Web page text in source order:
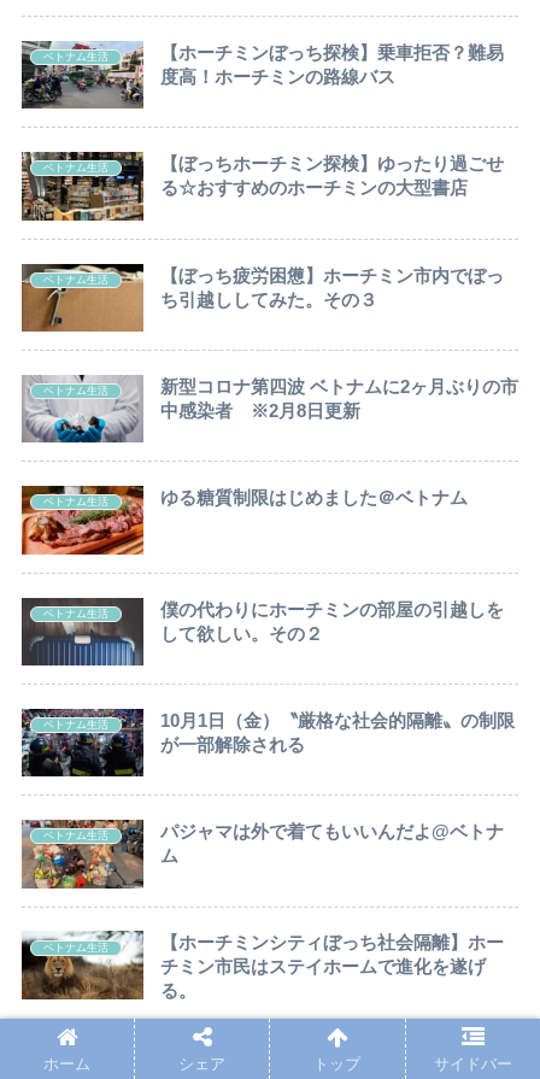
ベトナム生活
【ホーチミンぼっち探検】乗車拒否？難易
度高！ホーチミンの路線バス
ベトナム生活
【ぼっちホーチミン探検】ゆったり過ごせ
る☆おすすめのホーチミンの大型書店
ベトナム生活
【ぼっち疲労困憊】ホーチミン市内でぼっ
ち引越ししてみた。その３
ベトナム生活
新型コロナ第四波 ベトナムに2ヶ月ぶりの市
中感染者 ※2月8日更新
ベトナム生活 ゆる糖質制限はじめました＠ベトナム
ベトナム生活
僕の代わりにホーチミンの部屋の引越しを
して欲しい。その２
ベトナム生活
10月1日（金）〝厳格な社会的隔離〟の制限
が一部解除される
ベトナム生活
パジャマは外で着てもいいんだよ@ベトナ
ム
ベトナム生活
【ホーチミンシティぼっち社会隔離】ホー
チミン市民はステイホームで進化を遂げ
る。
ホーム シェア トップ サイドバー